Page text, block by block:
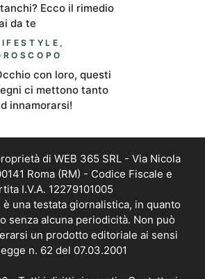
Ecco il rimedio
da te
,
con loro, questi
ci mettono tanto
innamorarsi!
di WEB 365 SRL - Via Nicola
Roma (RM) - Codice Fiscale e
I.V.A. 12279101005
una testata giornalistica, in quanto
senza alcuna periodicità. Non può
un prodotto editoriale ai sensi
n. 62 del 07.03.2001